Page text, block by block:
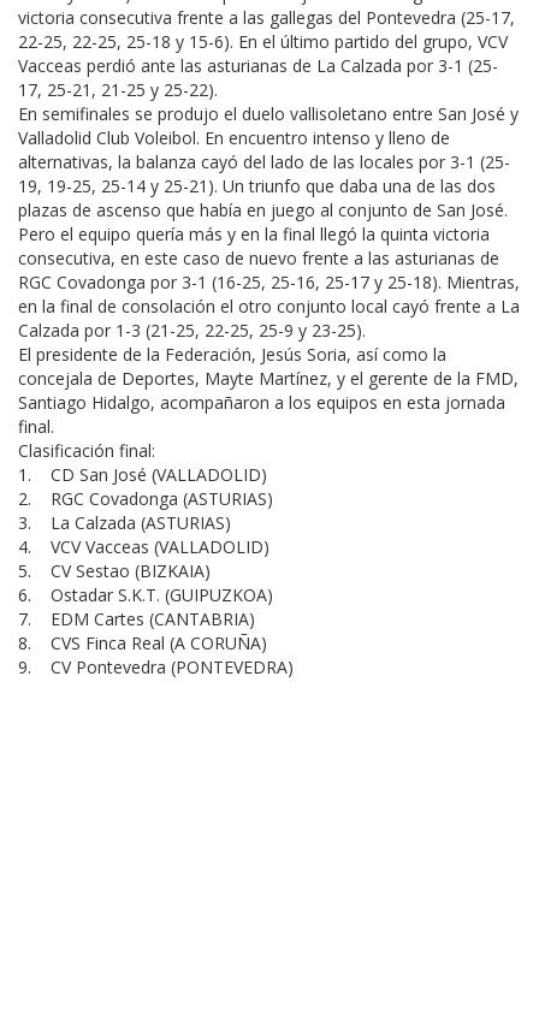
victoria consecutiva frente a las gallegas del Pontevedra (25-17,
22-25, 22-25, 25-18 y 15-6). En el último partido del grupo, VCV
Vacceas perdió ante las asturianas de La Calzada por 3-1 (25-
17, 25-21, 21-25 y 25-22).
En semifinales se produjo el duelo vallisoletano entre San José y
Valladolid Club Voleibol. En encuentro intenso y lleno de
alternativas, la balanza cayó del lado de las locales por 3-1 (25-
19, 19-25, 25-14 y 25-21). Un triunfo que daba una de las dos
plazas de ascenso que había en juego al conjunto de San José.
Pero el equipo quería más y en la final llegó la quinta victoria
consecutiva, en este caso de nuevo frente a las asturianas de
RGC Covadonga por 3-1 (16-25, 25-16, 25-17 y 25-18). Mientras,
en la final de consolación el otro conjunto local cayó frente a La
Calzada por 1-3 (21-25, 22-25, 25-9 y 23-25).
El presidente de la Federación, Jesús Soria, así como la
concejala de Deportes, Mayte Martínez, y el gerente de la FMD,
Santiago Hidalgo, acompañaron a los equipos en esta jornada
final.
Clasificación final:
1. CD San José (VALLADOLID)
2. RGC Covadonga (ASTURIAS)
3. La Calzada (ASTURIAS)
4. VCV Vacceas (VALLADOLID)
5. CV Sestao (BIZKAIA)
6. Ostadar S.K.T. (GUIPUZKOA)
7. EDM Cartes (CANTABRIA)
8. CVS Finca Real (A CORUÑA)
9. CV Pontevedra (PONTEVEDRA)